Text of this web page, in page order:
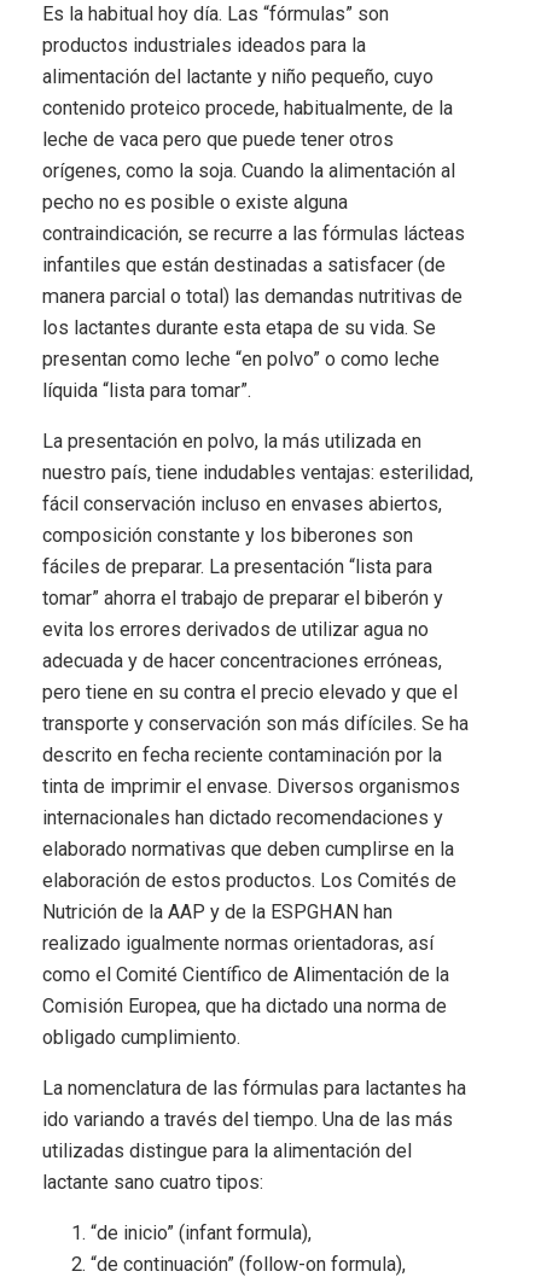
Es la habitual hoy día. Las “fórmulas” son
productos industriales ideados para la
alimentación del lactante y niño pequeño, cuyo
contenido proteico procede, habitualmente, de la
leche de vaca pero que puede tener otros
orígenes, como la soja. Cuando la alimentación al
pecho no es posible o existe alguna
contraindicación, se recurre a las fórmulas lácteas
infantiles que están destinadas a satisfacer (de
manera parcial o total) las demandas nutritivas de
los lactantes durante esta etapa de su vida. Se
presentan como leche “en polvo” o como leche
líquida “lista para tomar”.
La presentación en polvo, la más utilizada en
nuestro país, tiene indudables ventajas: esterilidad,
fácil conservación incluso en envases abiertos,
composición constante y los biberones son
fáciles de preparar. La presentación “lista para
tomar” ahorra el trabajo de preparar el biberón y
evita los errores derivados de utilizar agua no
adecuada y de hacer concentraciones erróneas,
pero tiene en su contra el precio elevado y que el
transporte y conservación son más difíciles. Se ha
descrito en fecha reciente contaminación por la
tinta de imprimir el envase. Diversos organismos
internacionales han dictado recomendaciones y
elaborado normativas que deben cumplirse en la
elaboración de estos productos. Los Comités de
Nutrición de la AAP y de la ESPGHAN han
realizado igualmente normas orientadoras, así
como el Comité Científico de Alimentación de la
Comisión Europea, que ha dictado una norma de
obligado cumplimiento.
La nomenclatura de las fórmulas para lactantes ha
ido variando a través del tiempo. Una de las más
utilizadas distingue para la alimentación del
lactante sano cuatro tipos:
“de inicio” (infant formula),
“de continuación” (follow-on formula),